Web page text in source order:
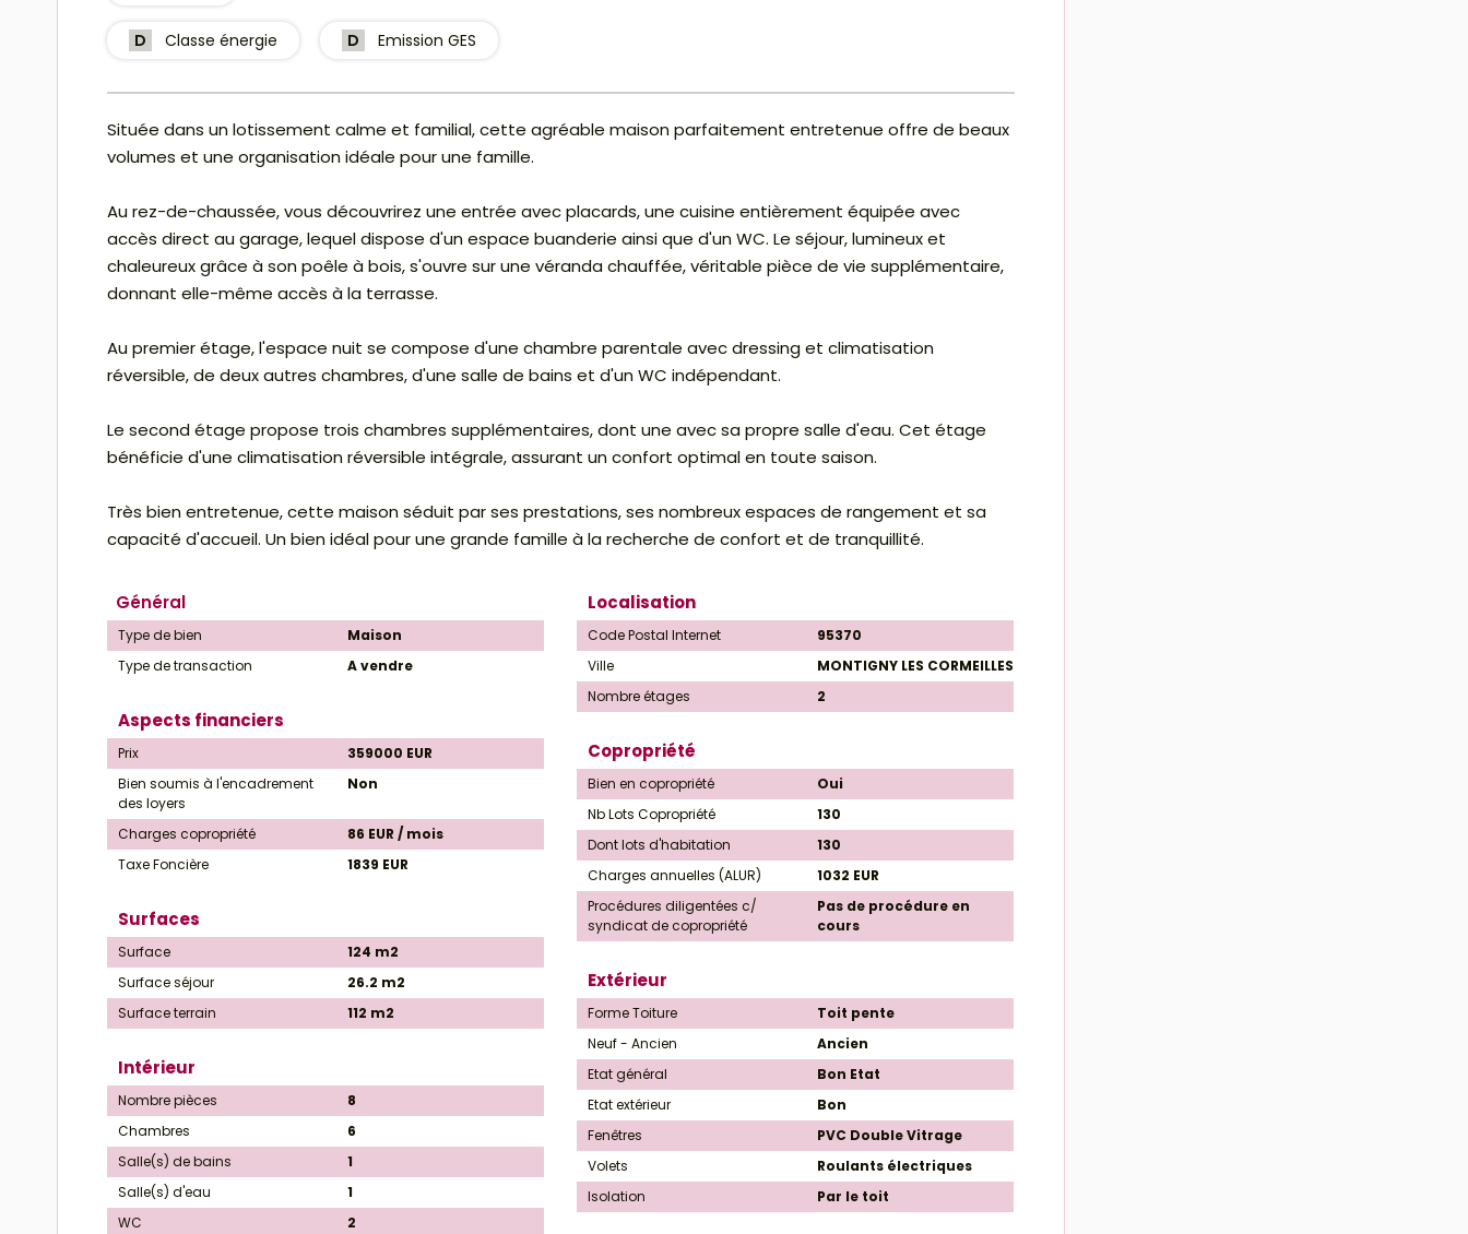
D Classe énergie D Emission GES
Située dans un lotissement calme et familial, cette agréable maison parfaitement entretenue offre de beaux
volumes et une organisation idéale pour une famille.
Au rez-de-chaussée, vous découvrirez une entrée avec placards, une cuisine entièrement équipée avec
accès direct au garage, lequel dispose d'un espace buanderie ainsi que d'un WC. Le séjour, lumineux et
chaleureux grâce à son poêle à bois, s'ouvre sur une véranda chauffée, véritable pièce de vie supplémentaire,
donnant elle-même accès à la terrasse.
Au premier étage, l'espace nuit se compose d'une chambre parentale avec dressing et climatisation
réversible, de deux autres chambres, d'une salle de bains et d'un WC indépendant.
Le second étage propose trois chambres supplémentaires, dont une avec sa propre salle d'eau. Cet étage
bénéficie d'une climatisation réversible intégrale, assurant un confort optimal en toute saison.
Très bien entretenue, cette maison séduit par ses prestations, ses nombreux espaces de rangement et sa
capacité d'accueil. Un bien idéal pour une grande famille à la recherche de confort et de tranquillité.
Général
Type de bien
Maison
Type de transaction
A vendre
Localisation
Code Postal Internet
95370
Ville
MONTIGNY LES CORMEILLES
Nombre étages
2
Aspects financiers
Prix
359000 EUR
Bien soumis à l'encadrement
des loyers
Non
Charges copropriété
86 EUR / mois
Taxe Foncière
1839 EUR
Copropriété
Bien en copropriété
Oui
Nb Lots Copropriété
130
Dont lots d'habitation
130
Charges annuelles (ALUR)
1032 EUR
Procédures diligentées c/
syndicat de copropriété
Pas de procédure en
cours
Surfaces
Surface
124 m2
Surface séjour
26.2 m2
Surface terrain
112 m2
Extérieur
Forme Toiture
Toit pente
Neuf - Ancien
Ancien
Etat général
Bon Etat
Etat extérieur
Bon
Fenêtres
PVC Double Vitrage
Volets
Roulants électriques
Isolation
Par le toit
Intérieur
Nombre pièces
8
Chambres
6
Salle(s) de bains
1
Salle(s) d'eau
1
WC
2